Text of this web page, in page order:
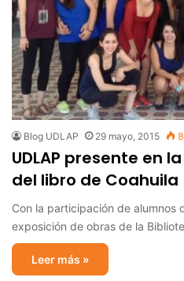
Blog UDLAP 29 mayo, 2015
UDLAP presente en
del libro de Coahuila
Con la participación de alumnos
exposición de obras de la
Leer más »